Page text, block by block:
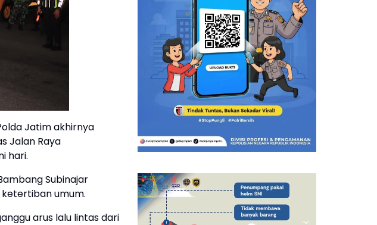
Jatim akhirnya
Jalan Raya
hari.
Subinajar
umum.
arus lalu lintas dari